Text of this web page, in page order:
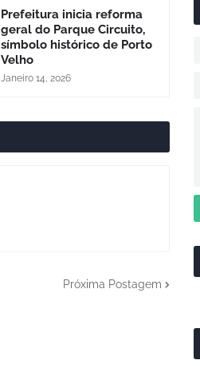
Prefeitura inicia reforma
geral do Parque Circuito,
símbolo histórico de Porto
Velho
Janeiro 14, 2026
Próxima Postagem